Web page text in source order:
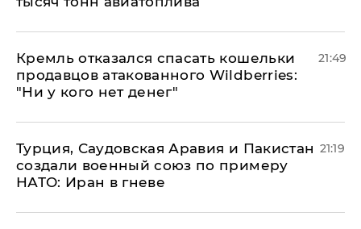
Кремль отказался спасать кошельки
продавцов атакованного Wildberries:
"Ни у кого нет денег"
21:49
Турция, Саудовская Аравия и Пакистан
создали военный союз по примеру
НАТО: Иран в гневе
21:19